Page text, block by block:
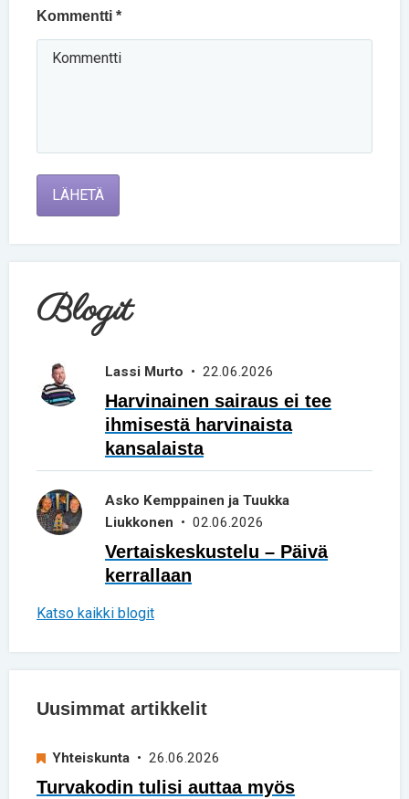
Kommentti *
LÄHETÄ
Blogit
Lassi Murto • 22.06.2026
Harvinainen sairaus ei tee
ihmisestä harvinaista
kansalaista
Asko Kemppainen ja Tuukka
Liukkonen • 02.06.2026
Vertaiskeskustelu – Päivä
kerrallaan
Katso kaikki blogit
Uusimmat artikkelit
Yhteiskunta • 26.06.2026
Turvakodin tulisi auttaa myös